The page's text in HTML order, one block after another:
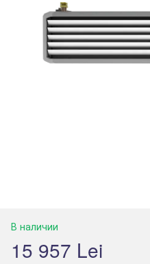
В наличии
15 957 Lei